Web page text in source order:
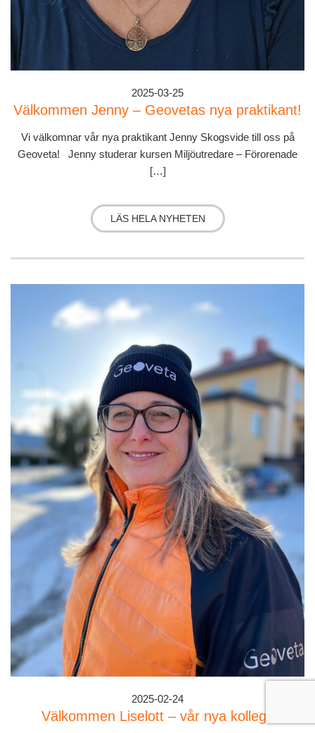
2025-03-25
Välkommen Jenny – Geovetas nya praktikant!
Vi välkomnar vår nya praktikant Jenny Skogsvide till oss på
Geoveta! Jenny studerar kursen Miljöutredare – Förorenade
[…]
LÄS HELA NYHETEN
2025-02-24
Välkommen Liselott – vår nya kollega